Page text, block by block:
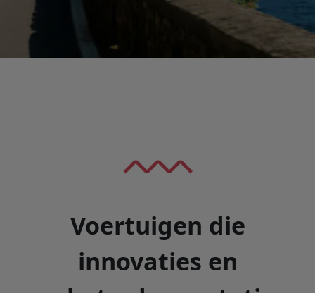
Voertuigen die
innovaties en